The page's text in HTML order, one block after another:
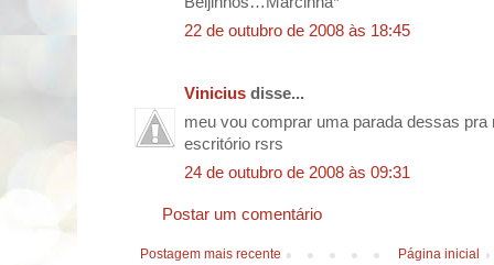
22 de outubro de 2008 às 18:45
Vinicius disse...
meu vou comprar uma parada dessas
escritório rsrs
24 de outubro de 2008 às 09:31
Postar um comentário
Postagem mais recente Página inicial